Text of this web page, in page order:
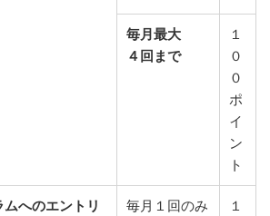
毎月最大
４回まで
１
０
０
ポ
イ
ン
ト
へのエントリ
毎月１回のみ
１